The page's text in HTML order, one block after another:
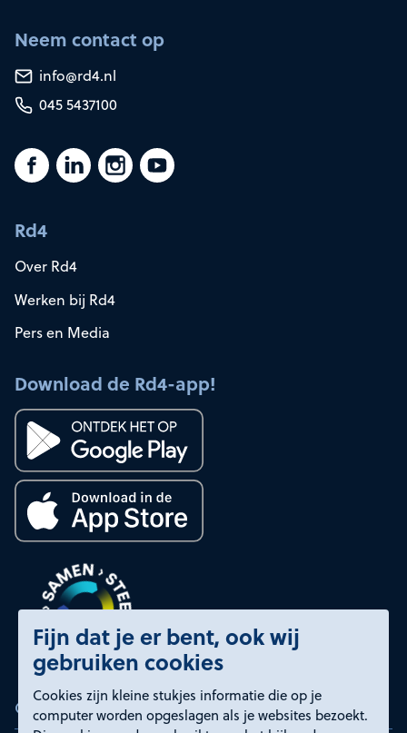
Fijn dat je er bent, ook wij
gebruiken cookies
Cookies zijn kleine stukjes informatie die op je
computer worden opgeslagen als je websites bezoekt.
Neem contact op
info@rd4.nl
045 5437100
Rd4
Over Rd4
Werken bij Rd4
Pers en Media
Download de Rd4-app!
Certificeringen